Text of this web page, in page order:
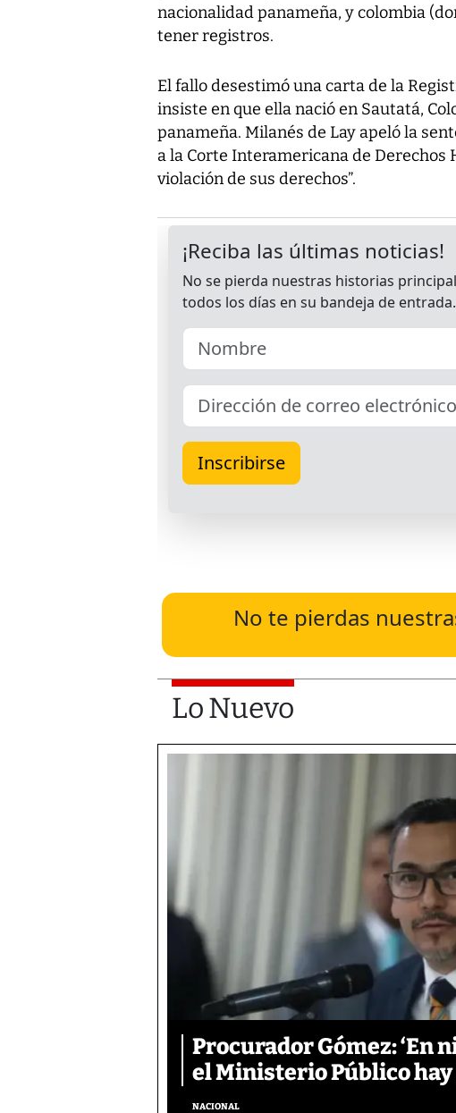
nacionalidad panameña, y colombia
tener registros.
El fallo desestimó una carta de la
insiste en que ella nació en Sautatá,
panameña. Milanés de Lay apeló la
a la Corte Interamericana de Derechos
violación de sus derechos”.
No te pierdas
Lo Nuevo
Procurador Gómez: ‘En
el Ministerio Público hay
NACIONAL